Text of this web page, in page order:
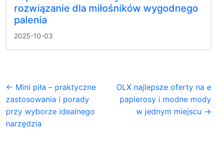
rozwiązanie dla miłośników wygodnego
palenia
2025-10-03
← Mini piła – praktyczne
zastosowania i porady
przy wyborze idealnego
narzędzia
OLX najlepsze oferty na e
papierosy i modne mody
w jednym miejscu →